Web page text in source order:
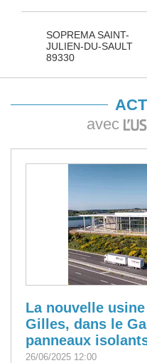
SOPREMA SAINT-
JULIEN-DU-SAULT
89330
avec
La nouvelle
Gilles, dans le
panneaux
26/06/2025 12:00